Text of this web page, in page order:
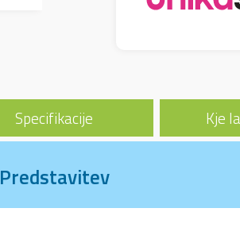
Specifikacije Kje
Predstavitev